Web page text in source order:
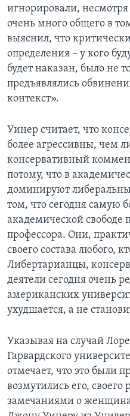
игнорировали, несмотря
очень много общего в
выяснил, что
определения – у кого
будет наказан, было не
предъявлялись
контекст».
Уинер считает, что
более агрессивны, чем
консервативный
потому, что в
доминируют
том, что сегодня самую
академической свободе
профессора. Они,
своего состава любого,
Либертарианцы,
деятели сегодня очень
американских
ухудшается, а не
Указывая на случай
Гарвардского
отмечает, что это были
возмутились его,
замечаниями о